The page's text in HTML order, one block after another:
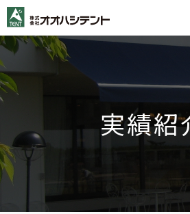
i
p
t
o
o
n
t
実績紹